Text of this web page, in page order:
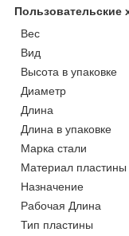
Пользовательские
Вeс
Вид
Высотa в упаковке
Диаметр
Длинa
Длинa в упаковке
Марка стали
Материал пластины
Назначение
Рабочая Длинa
Тип пластины